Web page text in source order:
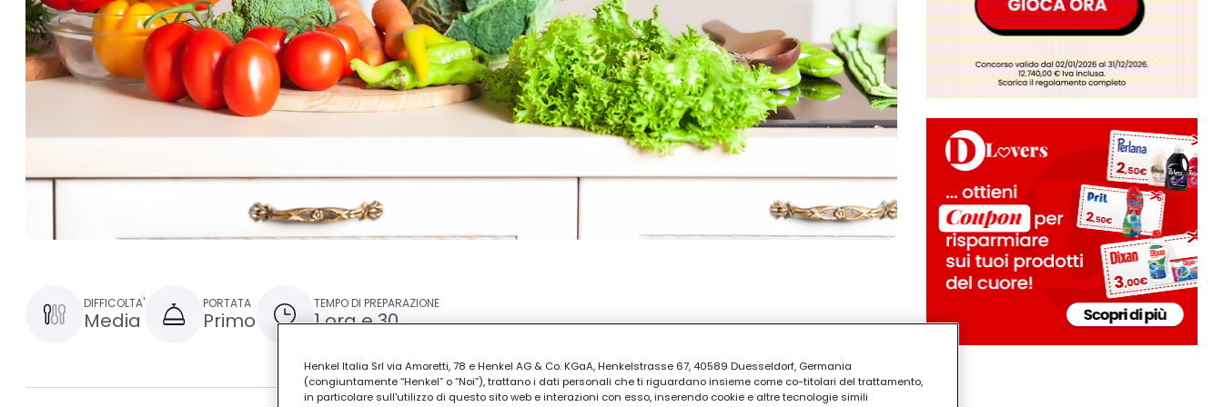
DIFFICOLTA'
Media
PORTATA
Primo
TEMPO DI PREPARAZIONE
1 ora e 30
Henkel Italia Srl via Amoretti, 78 e Henkel AG & Co. KGaA, Henkelstrasse 67, 40589 Duesseldorf, Germania
(congiuntamente “Henkel” o “Noi”), trattano i dati personali che ti riguardano insieme come co-titolari del trattamento,
in particolare sull'utilizzo di questo sito web e interazioni con esso, inserendo cookie e altre tecnologie simili